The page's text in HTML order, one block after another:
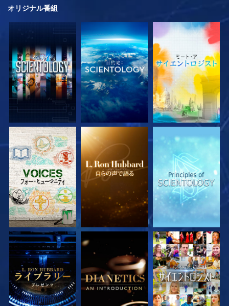
オリジナル番組
シリーズを探求 シリーズを探求 シリーズを探求
シリーズを探求 シリーズを探求 観る